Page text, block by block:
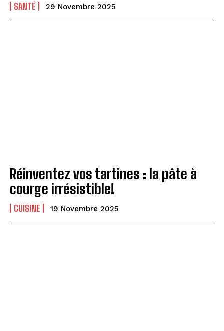
SANTÉ 29 Novembre 2025
Réinventez vos tartines : la pâte à
courge irrésistible!
CUISINE 19 Novembre 2025